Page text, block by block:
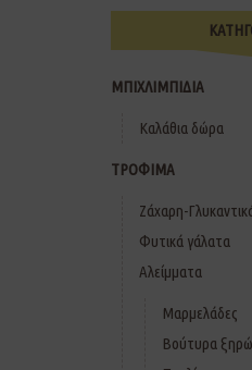
ΜΠΙΧΛΙΜΠΙΔΙΑ
Καλάθια δώρα
ΤΡΟΦΙΜΑ
Ζάχαρη-
Φυτικά γάλατα
Αλείμματα
Μαρμελάδες
Βούτυρα